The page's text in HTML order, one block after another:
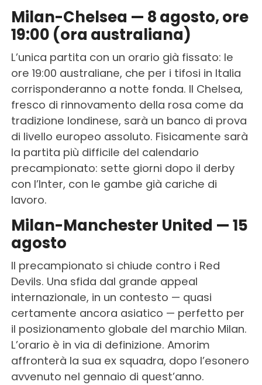
Milan-Chelsea — 8 agosto, ore
19:00 (ora australiana)
L’unica partita con un orario già fissato: le
ore 19:00 australiane, che per i tifosi in Italia
corrisponderanno a notte fonda. Il Chelsea,
fresco di rinnovamento della rosa come da
tradizione londinese, sarà un banco di prova
di livello europeo assoluto. Fisicamente sarà
la partita più difficile del calendario
precampionato: sette giorni dopo il derby
con l’Inter, con le gambe già cariche di
lavoro.
Milan-Manchester United — 15
agosto
Il precampionato si chiude contro i Red
Devils. Una sfida dal grande appeal
internazionale, in un contesto — quasi
certamente ancora asiatico — perfetto per
il posizionamento globale del marchio Milan.
L’orario è in via di definizione. Amorim
affronterà la sua ex squadra, dopo l’esonero
avvenuto nel gennaio di quest’anno.